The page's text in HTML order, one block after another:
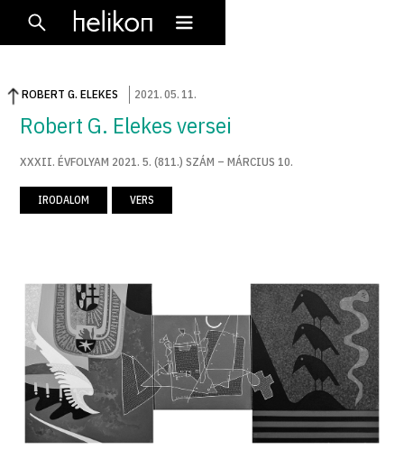
ROBERT G. ELEKES 2021.05. 11.
Robert G. Elekes versei
XXXII. ÉVFOLYAM 2021. 5. (811.) SZÁM – MÁRCIUS 10.
IRODALOM VERS